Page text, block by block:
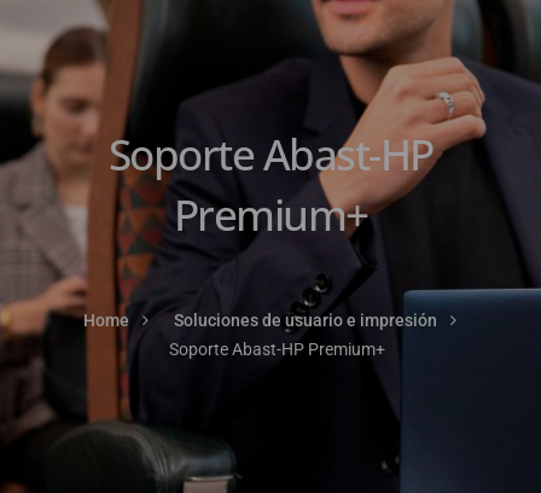
Soporte Abast-HP
Premium+
Home
Soluciones de usuario e impresión
Soporte Abast-HP Premium+